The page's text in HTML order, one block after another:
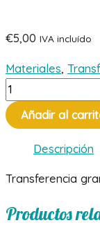
€5,00 IVA incluído
Materiales,
Transfer
spiderman
cantidad
Añadir al
Descripción
Transferencia
Productos